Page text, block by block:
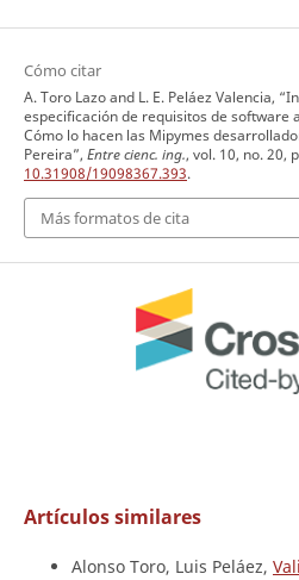
Cómo citar
A. Toro Lazo and L. E. Peláez Valencia,
especificación de requisitos de software
Cómo lo hacen las Mipymes
Pereira”, Entre cienc. ing., vol. 10, no. 20,
10.31908/19098367.393.
Más formatos de cita
Artículos similares
Alonso Toro, Luis Peláez,